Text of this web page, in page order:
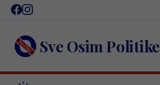
Skip
content Sve Osim Politike